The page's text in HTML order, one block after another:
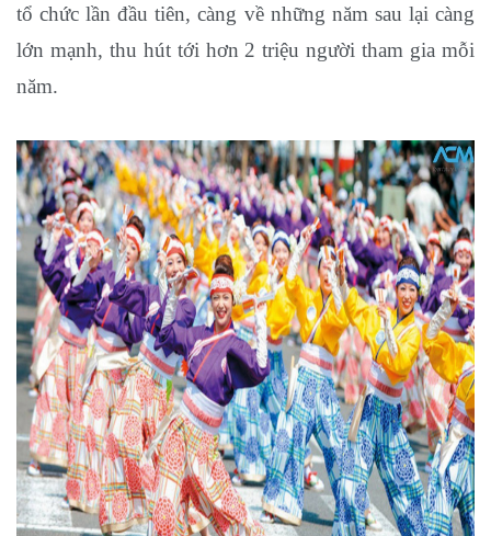
tổ chức lần đầu tiên, càng về những năm sau lại càng
lớn mạnh, thu hút tới hơn 2 triệu người tham gia mỗi
năm.